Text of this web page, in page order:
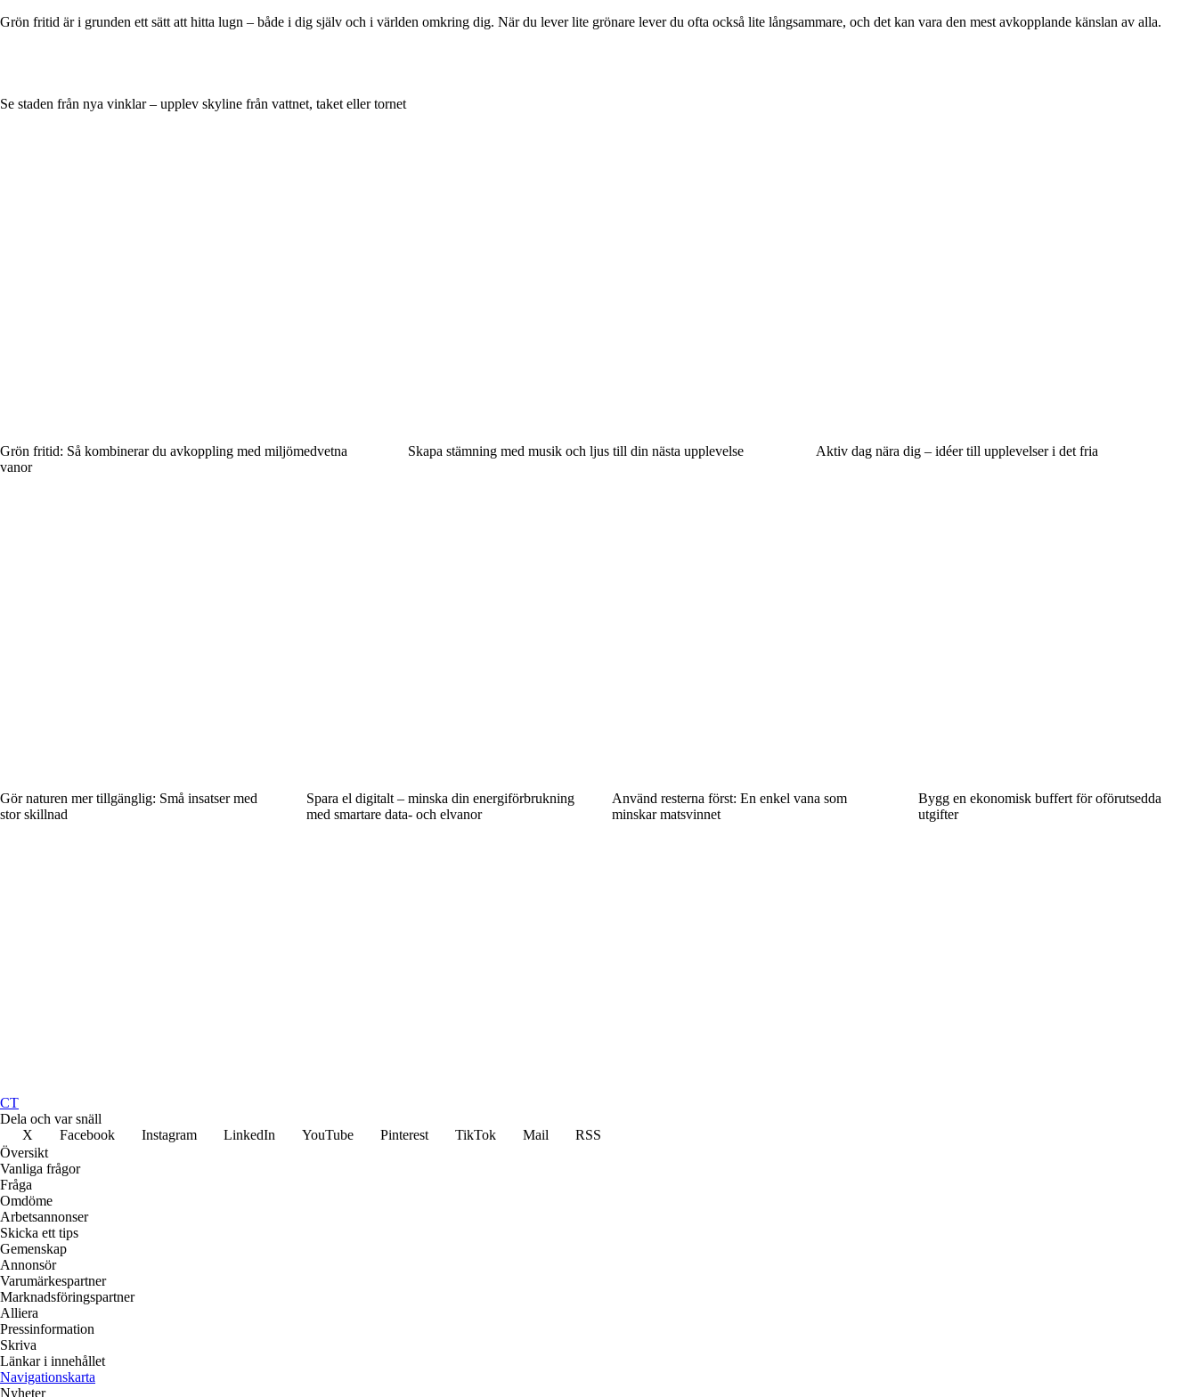
Grön fritid är i grunden ett sätt att hitta lugn – både i dig själv och i världen omkring dig. När du lever lite grönare lever du ofta också lite långsammare, och det kan vara den mest avkopplande känslan av alla.
Se staden från nya vinklar – upplev skyline från vattnet, taket eller tornet
Grön fritid: Så kombinerar du avkoppling med miljömedvetna
vanor
Skapa stämning med musik och ljus till din nästa upplevelse Aktiv dag nära dig – idéer till upplevelser i det fria
Gör naturen mer tillgänglig: Små insatser med
stor skillnad
Spara el digitalt – minska din energiförbrukning
med smartare data- och elvanor
Använd resterna först: En enkel vana som
minskar matsvinnet
Bygg en ekonomisk buffert för oförutsedda
utgifter
CT
Dela och var snäll
X
Facebook Instagram LinkedIn YouTube Pinterest TikTok Mail
RSS
Översikt
Vanliga frågor
Fråga
Omdöme
Arbetsannonser
Skicka ett tips
Gemenskap
Annonsör
Varumärkespartner
Marknadsföringspartner
Alliera
Pressinformation
Skriva
Länkar i innehållet
Navigationskarta
Nyheter